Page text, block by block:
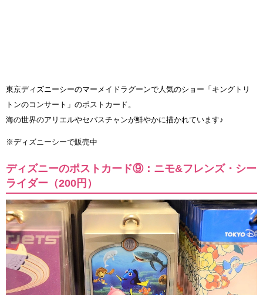
東京ディズニーシーのマーメイドラグーンで人気のショー「キングトリ
トンのコンサート」のポストカード。
海の世界のアリエルやセバスチャンが鮮やかに描かれています♪
※ディズニーシーで販売中
ディズニーのポストカード⑨：ニモ&フレンズ・シー
ライダー（200円）